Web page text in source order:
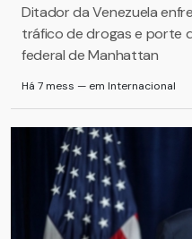
Ditador da Venezuela
tráfico de drogas e porte
federal de Manhattan
Há 7 mess — em Internacional